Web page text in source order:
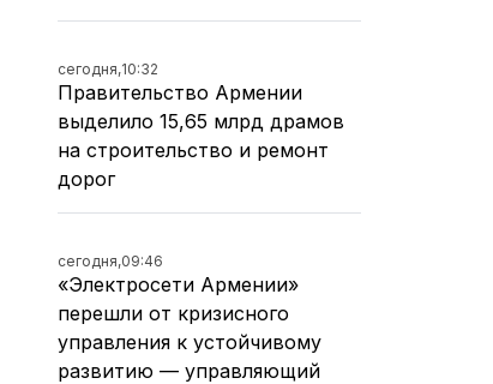
сегодня,10:32
Правительство Армении
выделило 15,65 млрд драмов
на строительство и ремонт
дорог
сегодня,09:46
«Электросети Армении»
перешли от кризисного
управления к устойчивому
развитию — управляющий